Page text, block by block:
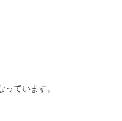
ています。